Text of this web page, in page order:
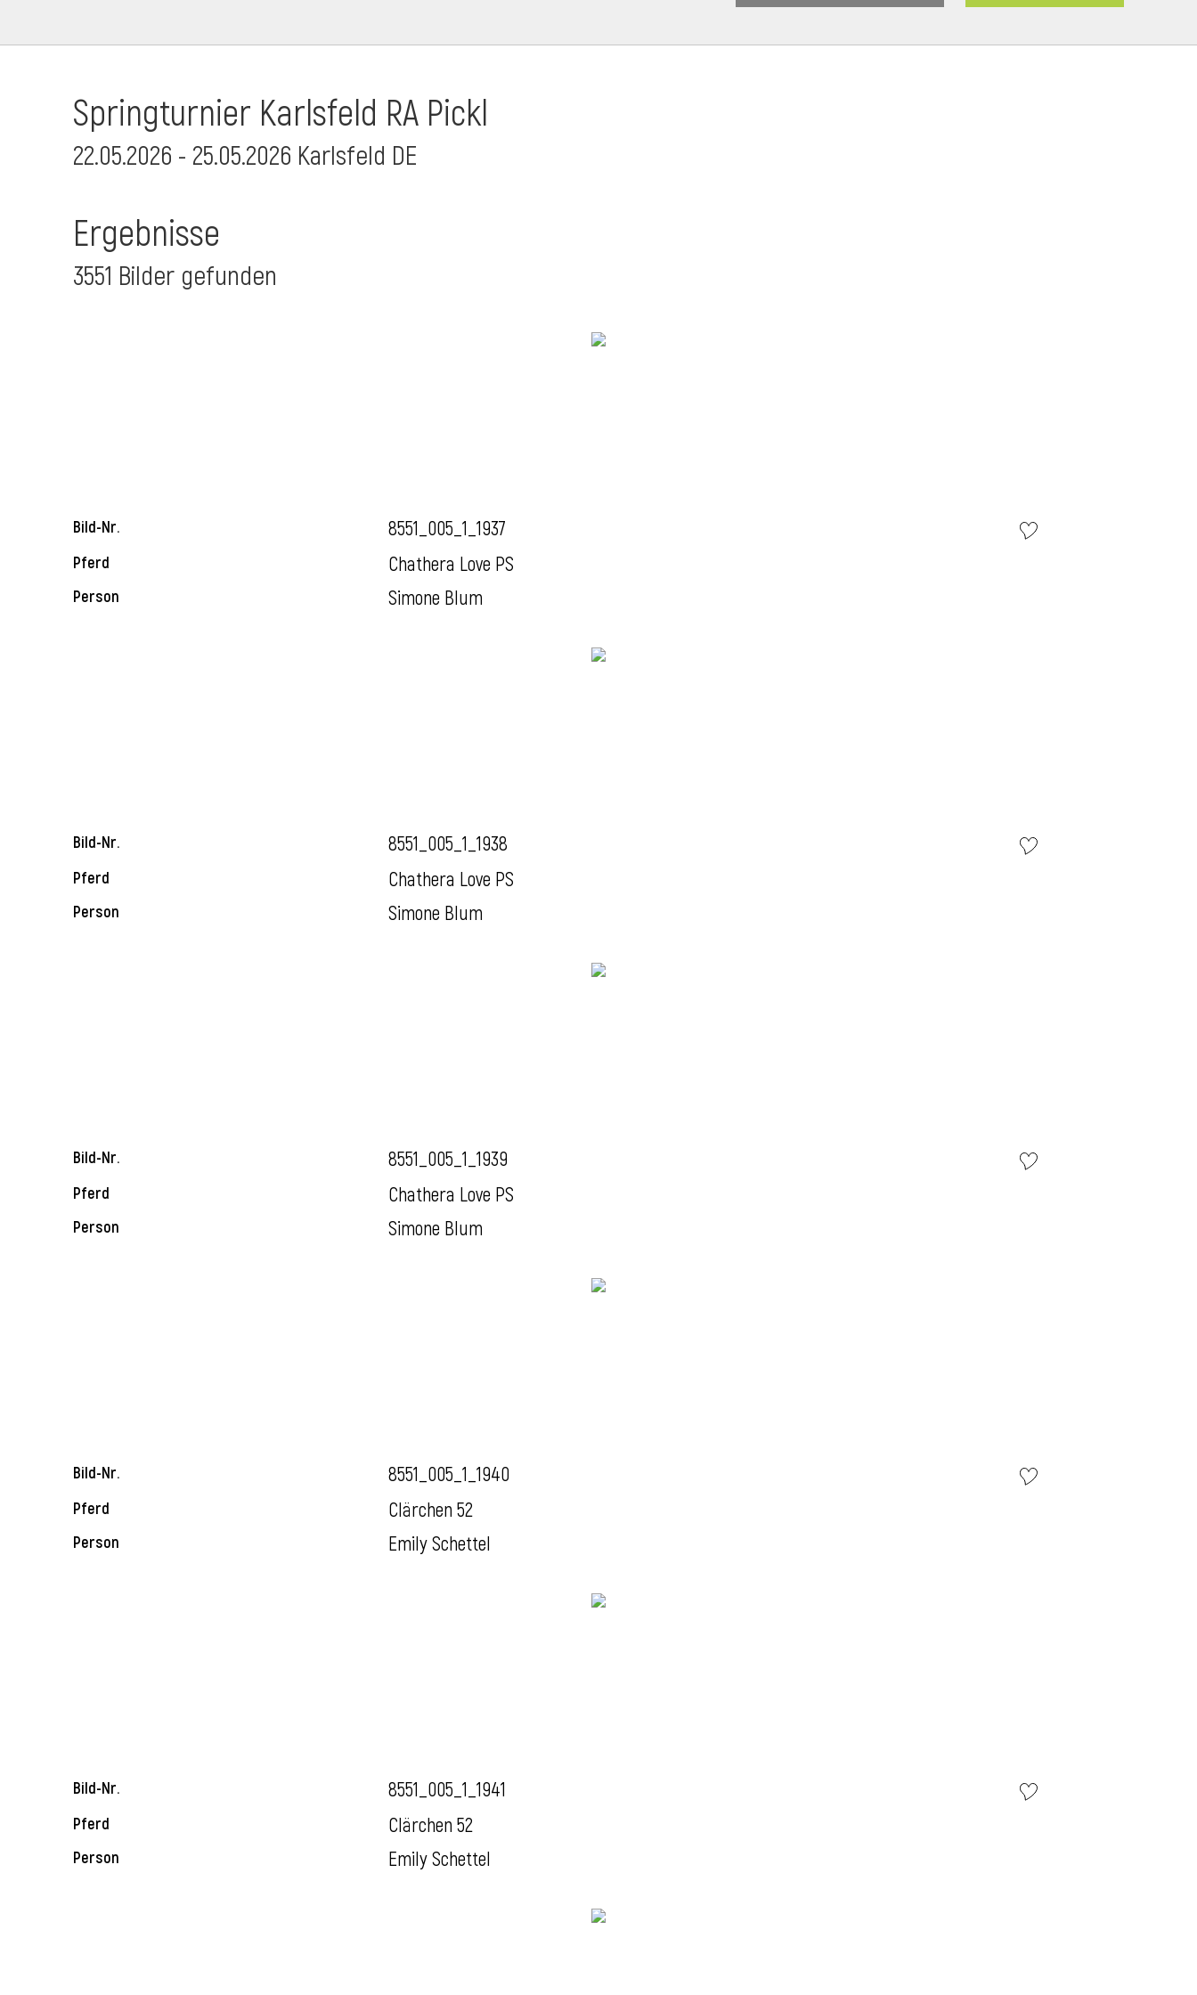
Springturnier Karlsfeld RA Pickl
22.05.2026 - 25.05.2026 Karlsfeld DE
Ergebnisse
3551 Bilder gefunden
Bild-Nr. 8551_005_1_1937
Pferd Chathera Love PS
Person Simone Blum
Bild-Nr. 8551_005_1_1938
Pferd Chathera Love PS
Person Simone Blum
Bild-Nr. 8551_005_1_1939
Pferd Chathera Love PS
Person Simone Blum
Bild-Nr. 8551_005_1_1940
Pferd Clärchen 52
Person Emily Schettel
Bild-Nr. 8551_005_1_1941
Pferd Clärchen 52
Person Emily Schettel